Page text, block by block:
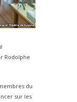
Rodolphe
du
sur les